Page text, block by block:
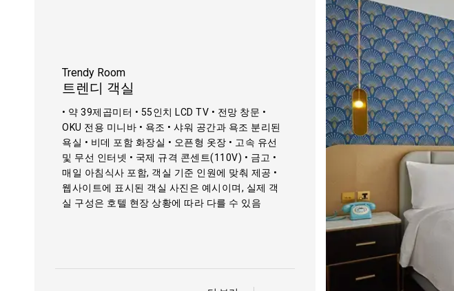
Trendy Room
트렌디 객실
• 약 39제곱미터 • 55인치 LCD TV • 전망 창문 •
OKU 전용 미니바 • 욕조 • 샤워 공간과 욕조 분리된
욕실 • 비데 포함 화장실 • 오픈형 옷장 • 고속 유선
및 무선 인터넷 • 국제 규격 콘센트(110V) • 금고 •
매일 아침식사 포함, 객실 기준 인원에 맞춰 제공 •
웹사이트에 표시된 객실 사진은 예시이며, 실제 객
실 구성은 호텔 현장 상황에 따라 다를 수 있음